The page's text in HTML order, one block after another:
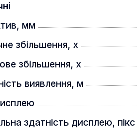
розроблений з виносом
полювання та дозволяє
лазерний далекомір
мм
збільшення, x
збільшення, x
виявлення, м
здатність дисплею, пікс